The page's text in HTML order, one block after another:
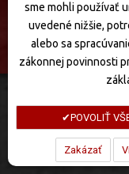
sme mohli používať
uvedené nižšie,
alebo sa
zákonnej povinnosti
POVOLIŤ
Zakázať
MotoQuad © 2020
programovanie: